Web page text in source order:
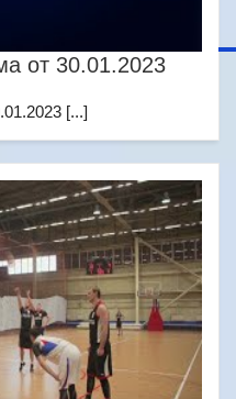
от 30.01.2023
[...]